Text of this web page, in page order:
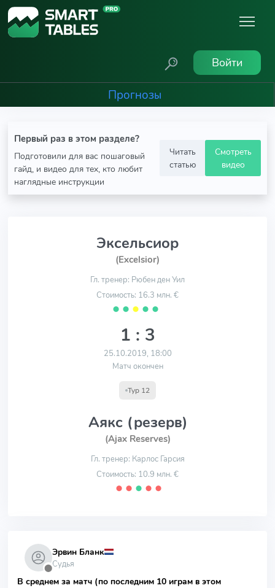
Войти
Прогнозы
Первый раз в этом разделе?
Подготовили для вас пошаговый
гайд, и видео для тех, кто любит
наглядные инструкции
Читать
статью
Смотреть
видео
Эксельсиор
(Excelsior)
Гл. тренер: Рюбен ден Уил
Стоимость: 16.3 млн. €
⬤ ⬤ ⬤ ⬤ ⬤
1 : 3
25.10.2019, 18:00
Матч окончен
Тур 12
Аякс (резерв)
(Ajax Reserves)
Гл. тренер: Карлос Гарсия
Стоимость: 10.9 млн. €
⬤ ⬤ ⬤ ⬤ ⬤
⬤
Эрвин Бланк
Судья
В среднем за матч (по последним 10 играм в этом